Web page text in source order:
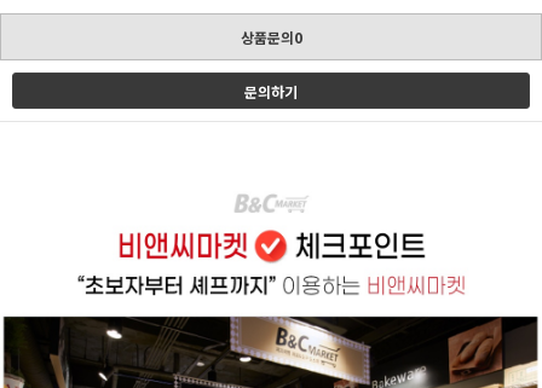
상품문의0
문의하기